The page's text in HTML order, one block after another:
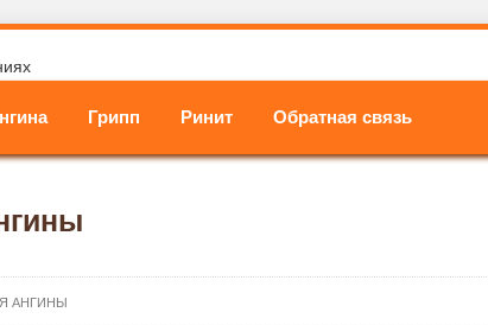
Грипп Ринит Обратная связь
АНГИНЫ